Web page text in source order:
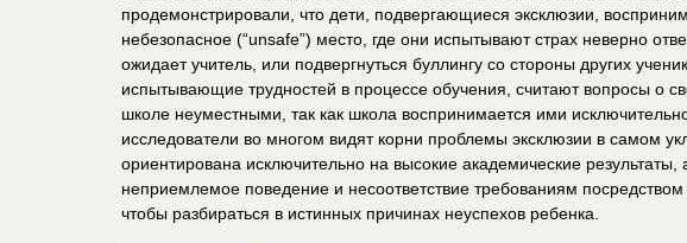
продемонстрировали, что дети, подвергающиеся эксклюзии,
небезопасное (“unsafe”) место, где они испытывают страх неверно
ожидает учитель, или подвергнуться буллингу со стороны других
испытывающие трудностей в процессе обучения, считают вопросы о
школе неуместными, так как школа воспринимается ими
исследователи во многом видят корни проблемы эксклюзии в самом
ориентирована исключительно на высокие академические результаты,
неприемлемое поведение и несоответствие требованиям посредством
чтобы разбираться в истинных причинах неуспехов ребенка.